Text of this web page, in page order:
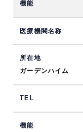
ガーデンハイム